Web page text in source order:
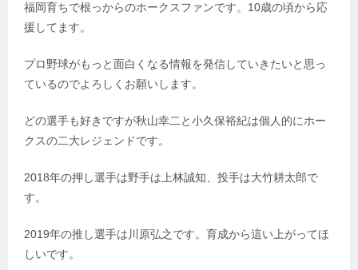
福岡育ちで根っからのホークスファンです。10歳の頃から応
援してます。
プロ野球がもっと面白くなる情報を発信していきたいと思っ
ているのでよろしくお願いします。
どの選手も好きですが秋山幸二と小久保裕紀は個人的にホー
クスの二大レジェンドです。
2018年の押し選手は野手は上林誠知、投手は大竹耕太郎で
す。
2019年の推し選手は川原弘之です。育成から這い上がってほ
しいです。